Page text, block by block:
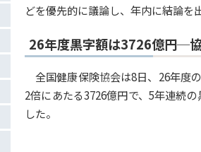
どを優先的に議論し、年内に結論を
26年度黒字額は3726億円─
全国健康保険協会は8日、26年度
2倍にあたる3726億円で、5年連続
した。